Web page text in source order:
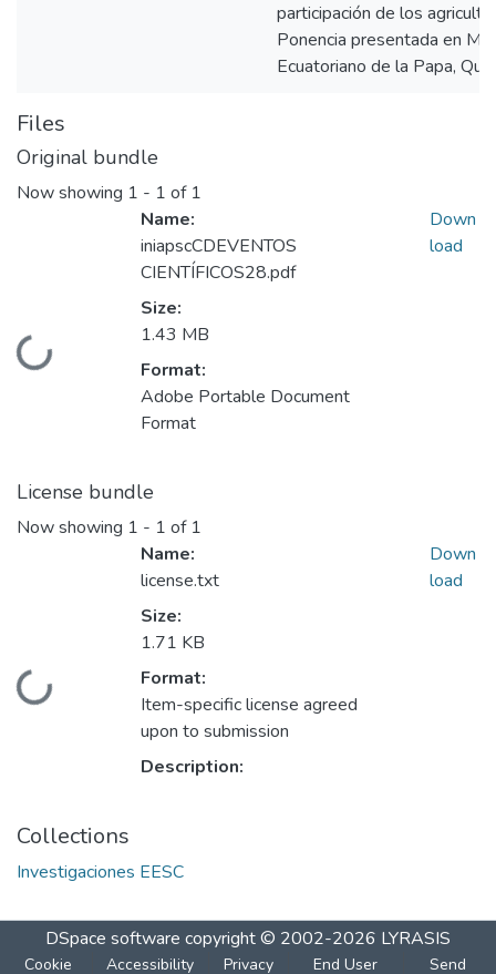
participación de los
Ponencia presentada en
Ecuatoriano de la Papa,
Files
Original bundle
Now showing 1 - 1 of 1
Loading...
Name:
iniapscCDEVENTOS
CIENTÍFICOS28.pdf
Size:
1.43 MB
Format:
Adobe Portable Document
Format
Down
load
License bundle
Now showing 1 - 1 of 1
Loading...
Name:
license.txt
Size:
1.71 KB
Format:
Item-specific license agreed
upon to submission
Description:
Down
load
Collections
Investigaciones EESC
DSpace software copyright © 2002-2026 LYRASIS
Cookie Accessibility Privacy End User Send